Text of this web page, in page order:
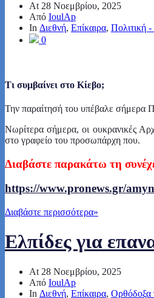
At 28 Νοεμβρίου, 2025
Από IoulAp
In Διεθνή, Επίκαιρα, Πολιτική
0
Τι συμβαίνει στο Κίεβο;
Την παραίτησή του υπέβαλε σήμερα
Νωρίτερα σήμερα, οι ουκρανικές
στο γραφείο του προσωπάρχη που.
Διαβάστε παρακάτω τη
https://www.pronews.gr/
Διαβάστε περισσότερα»
Ελπίδες για
At 28 Νοεμβρίου, 2025
Από IoulAp
In Διεθνή, Επίκαιρα, Ορθόδοξα